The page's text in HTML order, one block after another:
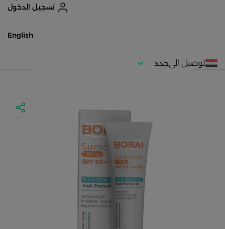
تسجيل الدخول
English
توصيل الىحدد